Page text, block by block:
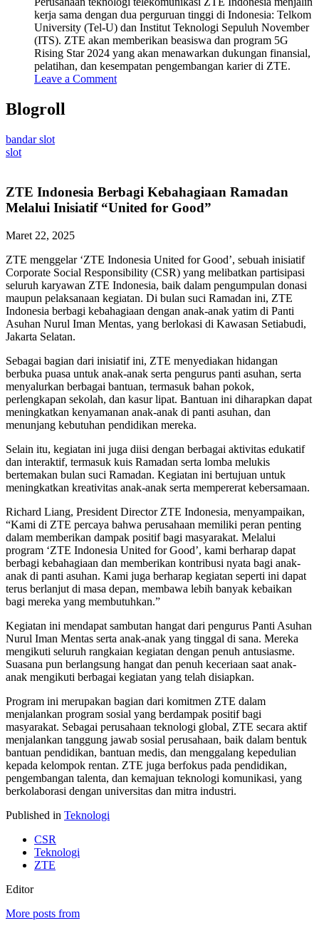
kerja sama dengan dua perguruan tinggi di Indonesia: Telkom
University (Tel-U) dan Institut Teknologi Sepuluh November
(ITS). ZTE akan memberikan beasiswa dan program 5G
Rising Star 2024 yang akan menawarkan dukungan finansial,
pelatihan, dan kesempatan pengembangan karier di ZTE.
Leave a Comment
Blogroll
bandar slot
slot
ZTE Indonesia Berbagi Kebahagiaan Ramadan
Melalui Inisiatif “United for Good”
Maret 22, 2025
ZTE menggelar ‘ZTE Indonesia United for Good’, sebuah inisiatif
Corporate Social Responsibility (CSR) yang melibatkan partisipasi
seluruh karyawan ZTE Indonesia, baik dalam pengumpulan donasi
maupun pelaksanaan kegiatan. Di bulan suci Ramadan ini, ZTE
Indonesia berbagi kebahagiaan dengan anak-anak yatim di Panti
Asuhan Nurul Iman Mentas, yang berlokasi di Kawasan Setiabudi,
Jakarta Selatan.
Sebagai bagian dari inisiatif ini, ZTE menyediakan hidangan
berbuka puasa untuk anak-anak serta pengurus panti asuhan, serta
menyalurkan berbagai bantuan, termasuk bahan pokok,
perlengkapan sekolah, dan kasur lipat. Bantuan ini diharapkan dapat
meningkatkan kenyamanan anak-anak di panti asuhan, dan
menunjang kebutuhan pendidikan mereka.
Selain itu, kegiatan ini juga diisi dengan berbagai aktivitas edukatif
dan interaktif, termasuk kuis Ramadan serta lomba melukis
bertemakan bulan suci Ramadan. Kegiatan ini bertujuan untuk
meningkatkan kreativitas anak-anak serta mempererat kebersamaan.
Richard Liang, President Director ZTE Indonesia, menyampaikan,
“Kami di ZTE percaya bahwa perusahaan memiliki peran penting
dalam memberikan dampak positif bagi masyarakat. Melalui
program ‘ZTE Indonesia United for Good’, kami berharap dapat
berbagi kebahagiaan dan memberikan kontribusi nyata bagi anak-
anak di panti asuhan. Kami juga berharap kegiatan seperti ini dapat
terus berlanjut di masa depan, membawa lebih banyak kebaikan
bagi mereka yang membutuhkan.”
Kegiatan ini mendapat sambutan hangat dari pengurus Panti Asuhan
Nurul Iman Mentas serta anak-anak yang tinggal di sana. Mereka
mengikuti seluruh rangkaian kegiatan dengan penuh antusiasme.
Suasana pun berlangsung hangat dan penuh keceriaan saat anak-
anak mengikuti berbagai kegiatan yang telah disiapkan.
Program ini merupakan bagian dari komitmen ZTE dalam
menjalankan program sosial yang berdampak positif bagi
masyarakat. Sebagai perusahaan teknologi global, ZTE secara aktif
menjalankan tanggung jawab sosial perusahaan, baik dalam bentuk
bantuan pendidikan, bantuan medis, dan menggalang kepedulian
kepada kelompok rentan. ZTE juga berfokus pada pendidikan,
pengembangan talenta, dan kemajuan teknologi komunikasi, yang
berkolaborasi dengan universitas dan mitra industri.
Published in Teknologi
CSR
Teknologi
ZTE
Editor
More posts from